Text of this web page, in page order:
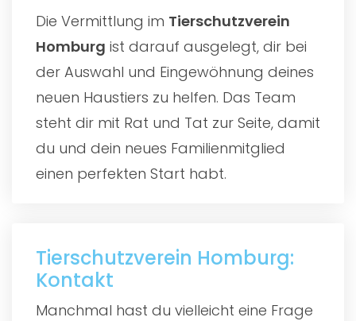
Die Vermittlung im Tierschutzverein
Homburg ist darauf ausgelegt, dir bei
der Auswahl und Eingewöhnung deines
neuen Haustiers zu helfen. Das Team
steht dir mit Rat und Tat zur Seite, damit
du und dein neues Familienmitglied
einen perfekten Start habt.
Tierschutzverein Homburg:
Kontakt
Manchmal hast du vielleicht eine Frage